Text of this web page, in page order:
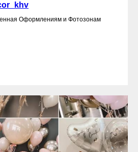
Оформлениям и Фотозонам